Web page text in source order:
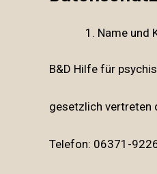
Name und
B&D Hilfe für
gesetzlich vertreten
Telefon: 06371-